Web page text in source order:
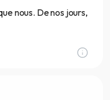
nous. De nos jours,